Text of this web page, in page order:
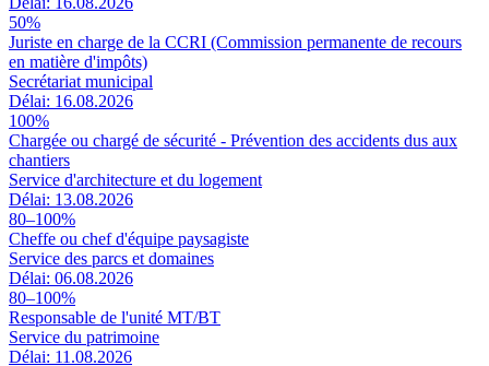
50%
Juriste en charge de la CCRI (Commission permanente de recours
en matière d'impôts)
Secrétariat municipal
Délai: 16.08.2026
100%
Chargée ou chargé de sécurité - Prévention des accidents dus aux
chantiers
Service d'architecture et du logement
Délai: 13.08.2026
80–100%
Cheffe ou chef d'équipe paysagiste
Service des parcs et domaines
Délai: 06.08.2026
80–100%
Responsable de l'unité MT/BT
Service du patrimoine
Délai: 11.08.2026